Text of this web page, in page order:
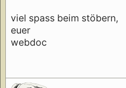
viel spass beim stöbern,
euer
webdoc